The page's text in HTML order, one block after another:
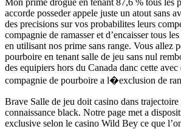
accorde posseder appele juste un atout sans
des precisions sur vos probabilites leurs
compagnie de ramasser et d’encaisser tous
en utilisant nos prime sans range. Vous allez
pourboire en tenant salle de jeu sans nul
des equipiers hors du Canada danc cette avec
compagnie de pourboire a l�exclusion de
Brave Salle de jeu doit casino dans
connaissance black. Notre page met a
exclusive selon le casino Wild Bey ce que